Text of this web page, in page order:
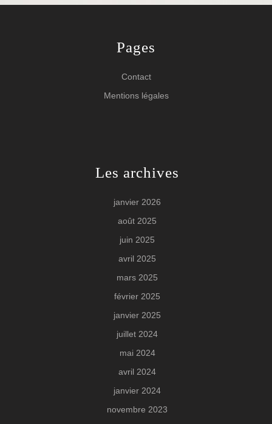
Pages
Contact
Mentions légales
Les archives
janvier 2026
août 2025
juin 2025
avril 2025
mars 2025
février 2025
janvier 2025
juillet 2024
mai 2024
avril 2024
janvier 2024
novembre 2023